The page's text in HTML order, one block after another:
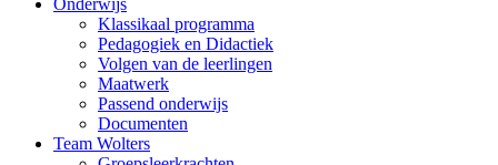
Klassikaal programma
Pedagogiek en Didactiek
Volgen van de leerlingen
Maatwerk
Passend onderwijs
Documenten
Team Wolters